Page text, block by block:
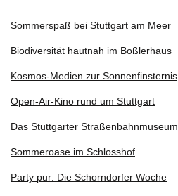
Sommerspaß bei Stuttgart am Meer
Biodiversität hautnah im Boßlerhaus
Kosmos-Medien zur Sonnenfinsternis
Open-Air-Kino rund um Stuttgart
Das Stuttgarter Straßenbahnmuseum
Sommeroase im Schlosshof
Party pur: Die Schorndorfer Woche